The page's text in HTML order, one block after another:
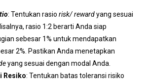
: Tentukan rasio risk/ rewardyang sesuai
rasio 1:2 berarti Anda siap
sebesar 1% untuk mendapatkan
2%. Pastikan Anda menetapkan
yang sesuai dengan modal Anda.
Resiko: Tentukan batas toleransi risiko